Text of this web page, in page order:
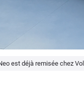
est déjà remisée chez